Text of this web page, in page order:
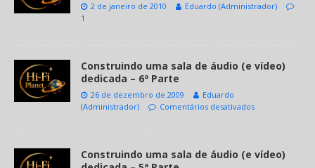
2 de janeiro de 2010
Eduardo (Administrador)
1
Construindo uma sala de áudio (e vídeo)
dedicada – 6ª Parte
26 de dezembro de 2009
Eduardo
(Administrador)
Comentários desativados
Construindo uma sala de áudio (e vídeo)